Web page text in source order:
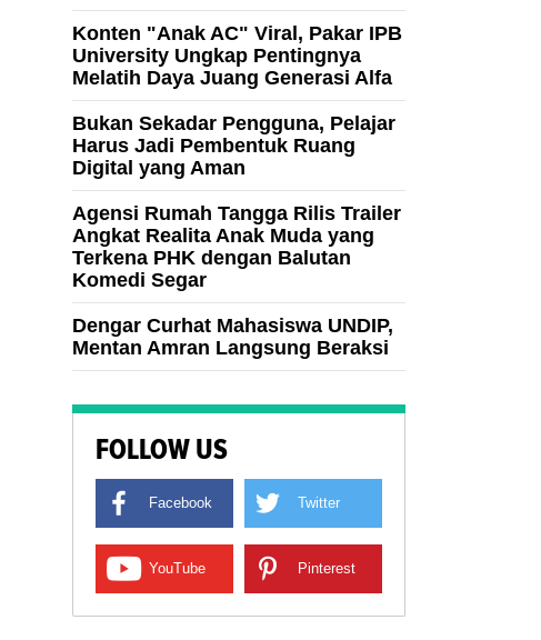
Konten "Anak AC" Viral, Pakar IPB
University Ungkap Pentingnya
Melatih Daya Juang Generasi Alfa
Bukan Sekadar Pengguna, Pelajar
Harus Jadi Pembentuk Ruang
Digital yang Aman
Agensi Rumah Tangga Rilis Trailer
Angkat Realita Anak Muda yang
Terkena PHK dengan Balutan
Komedi Segar
Dengar Curhat Mahasiswa UNDIP,
Mentan Amran Langsung Beraksi
FOLLOW US
Facebook Twitter
YouTube Pinterest